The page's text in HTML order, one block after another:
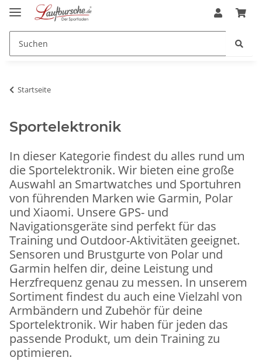
Startseite
Sportelektronik
In dieser Kategorie findest du alles rund um
die Sportelektronik. Wir bieten eine große
Auswahl an Smartwatches und Sportuhren
von führenden Marken wie Garmin, Polar
und Xiaomi. Unsere GPS- und
Navigationsgeräte sind perfekt für das
Training und Outdoor-Aktivitäten geeignet.
Sensoren und Brustgurte von Polar und
Garmin helfen dir, deine Leistung und
Herzfrequenz genau zu messen. In unserem
Sortiment findest du auch eine Vielzahl von
Armbändern und Zubehör für deine
Sportelektronik. Wir haben für jeden das
passende Produkt, um dein Training zu
optimieren.